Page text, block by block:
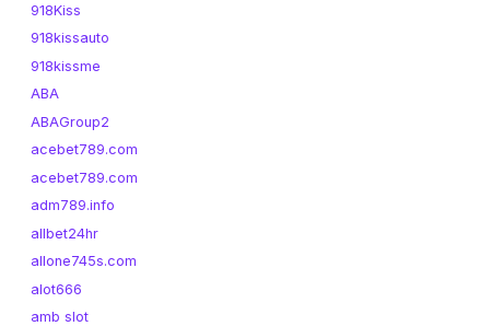
918Kiss
918kissauto
918kissme
ABA
ABAGroup2
acebet789.com
acebet789.com
adm789.info
allbet24hr
allone745s.com
alot666
amb slot